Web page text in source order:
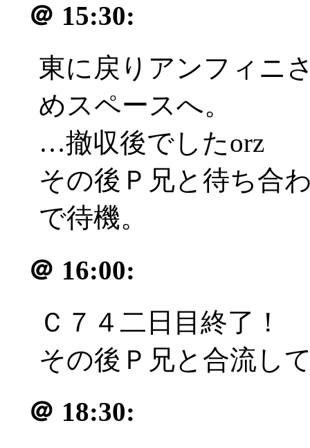
＠ 15:30:
東に戻りアンフィニ
めスペースへ。
…撤収後でしたorz
その後Ｐ兄と待ち合
で待機。
＠ 16:00:
Ｃ７４二日目終了！
その後Ｐ兄と合流し
＠ 18:30: